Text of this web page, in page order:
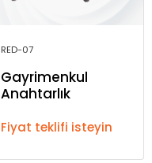
RED-07
Gayrimenkul
Anahtarlık
Fiyat teklifi isteyin